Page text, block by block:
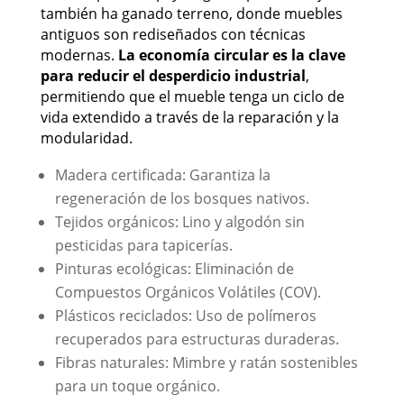
también ha ganado terreno, donde muebles
antiguos son rediseñados con técnicas
modernas. La economía circular es la clave
para reducir el desperdicio industrial,
permitiendo que el mueble tenga un ciclo de
vida extendido a través de la reparación y la
modularidad.
Madera certificada: Garantiza la
regeneración de los bosques nativos.
Tejidos orgánicos: Lino y algodón sin
pesticidas para tapicerías.
Pinturas ecológicas: Eliminación de
Compuestos Orgánicos Volátiles (COV).
Plásticos reciclados: Uso de polímeros
recuperados para estructuras duraderas.
Fibras naturales: Mimbre y ratán sostenibles
para un toque orgánico.